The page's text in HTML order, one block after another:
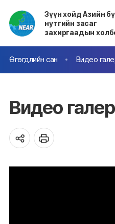
Зүүн хойд Азийн
нутгийн засаг
захиргаадын
Өгөгдлийн сан Видео
Видео